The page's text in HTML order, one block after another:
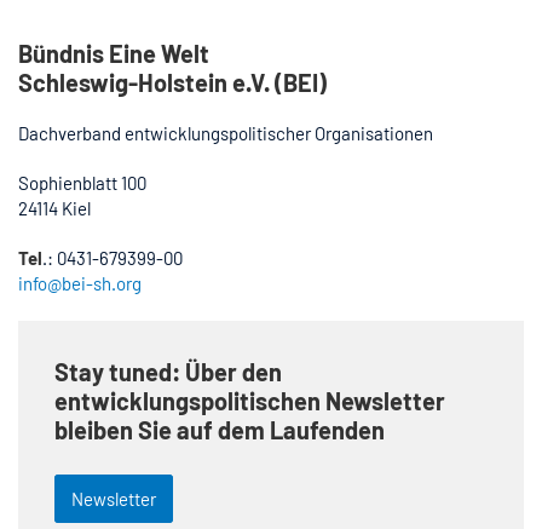
Bündnis Eine Welt
Schleswig-Holstein e.V. (BEI)
Dachverband entwicklungspolitischer Organisationen
Sophienblatt 100
24114 Kiel
Tel .: 0431-679399-00
info@bei-sh.org
Stay tuned: Über den
entwicklungspolitischen Newsletter
bleiben Sie auf dem Laufenden
Newsletter